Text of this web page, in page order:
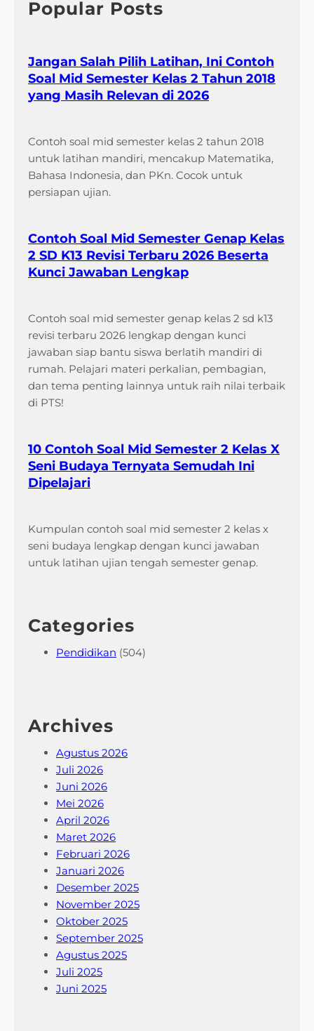
k
a
s
3
Popular Posts
Jangan Salah Pilih Latihan, Ini Contoh
Soal Mid Semester Kelas 2 Tahun 2018
yang Masih Relevan di 2026
Contoh soal mid semester kelas 2 tahun 2018
untuk latihan mandiri, mencakup Matematika,
Bahasa Indonesia, dan PKn. Cocok untuk
persiapan ujian.
Contoh Soal Mid Semester Genap Kelas
2 SD K13 Revisi Terbaru 2026 Beserta
Kunci Jawaban Lengkap
Contoh soal mid semester genap kelas 2 sd k13
revisi terbaru 2026 lengkap dengan kunci
jawaban siap bantu siswa berlatih mandiri di
rumah. Pelajari materi perkalian, pembagian,
dan tema penting lainnya untuk raih nilai terbaik
di PTS!
10 Contoh Soal Mid Semester 2 Kelas X
Seni Budaya Ternyata Semudah Ini
Dipelajari
Kumpulan contoh soal mid semester 2 kelas x
seni budaya lengkap dengan kunci jawaban
untuk latihan ujian tengah semester genap.
Categories
Pendidikan (504)
Archives
Agustus 2026
Juli 2026
Juni 2026
Mei 2026
April 2026
Maret 2026
Februari 2026
Januari 2026
Desember 2025
November 2025
Oktober 2025
September 2025
Agustus 2025
Juli 2025
Juni 2025